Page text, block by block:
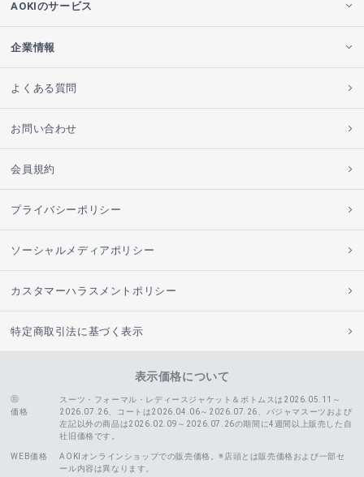
AOKIのサービス
企業情報
よくある質問
お問い合わせ
会員規約
プライバシーポリシー
ソーシャルメディアポリシー
カスタマーハラスメントポリシー
特定商取引法に基づく表示
表示価格について
価格
スーツ・フォーマル・レディースジャケット＆ボトムスは2026.05.11～
2026.07.26、コートは2026.04.06～2026.07.26、
パジャマスーツおよび
左記以外の商品は2026.02.09～2026.07.26の期間に4週間以上販売した自
社旧価格です。
WEB価格
AOKIオンラインショップでの販売価格。※店頭とは販売価格および一部セ
ール内容は異なります。